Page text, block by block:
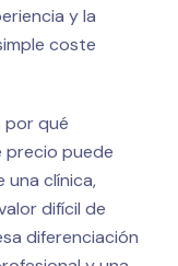
y la
coste
por qué
precio puede
una clínica,
difícil de
diferenciación